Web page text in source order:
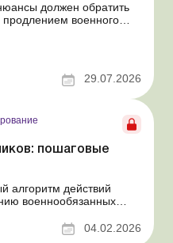
должен обратить
продлением военного
и мобилизация сроком
по 31 октября 2026
организации трудовы...
29.07.2026
пошаговые
алгоритм действий
военнообязанных
является одной
ведь это позволяет
04.02.2026